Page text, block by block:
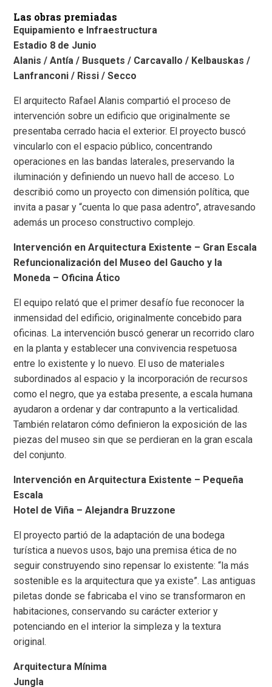
Las obras premiadas
Equipamiento e Infraestructura
Estadio 8 de Junio
Alanis / Antía / Busquets / Carcavallo / Kelbauskas /
Lanfranconi / Rissi / Secco
El arquitecto Rafael Alanis compartió el proceso de
intervención sobre un edificio que originalmente se
presentaba cerrado hacia el exterior. El proyecto buscó
vincularlo con el espacio público, concentrando
operaciones en las bandas laterales, preservando la
iluminación y definiendo un nuevo hall de acceso. Lo
describió como un proyecto con dimensión política, que
invita a pasar y “cuenta lo que pasa adentro”, atravesando
además un proceso constructivo complejo.
Intervención en Arquitectura Existente – Gran Escala
Refuncionalización del Museo del Gaucho y la
Moneda – Oficina Ático
El equipo relató que el primer desafío fue reconocer la
inmensidad del edificio, originalmente concebido para
oficinas. La intervención buscó generar un recorrido claro
en la planta y establecer una convivencia respetuosa
entre lo existente y lo nuevo. El uso de materiales
subordinados al espacio y la incorporación de recursos
como el negro, que ya estaba presente, a escala humana
ayudaron a ordenar y dar contrapunto a la verticalidad.
También relataron cómo definieron la exposición de las
piezas del museo sin que se perdieran en la gran escala
del conjunto.
Intervención en Arquitectura Existente – Pequeña
Escala
Hotel de Viña – Alejandra Bruzzone
El proyecto partió de la adaptación de una bodega
turística a nuevos usos, bajo una premisa ética de no
seguir construyendo sino repensar lo existente: “la más
sostenible es la arquitectura que ya existe”. Las antiguas
piletas donde se fabricaba el vino se transformaron en
habitaciones, conservando su carácter exterior y
potenciando en el interior la simpleza y la textura
original.
Arquitectura Mínima
Jungla